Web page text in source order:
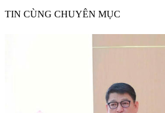
TIN CÙNG CHUYÊN MỤC